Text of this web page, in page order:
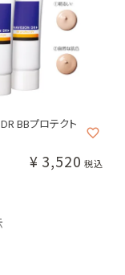
solarD ソーラーディー
ケーBBプロテクト
¥ 3,520 税込